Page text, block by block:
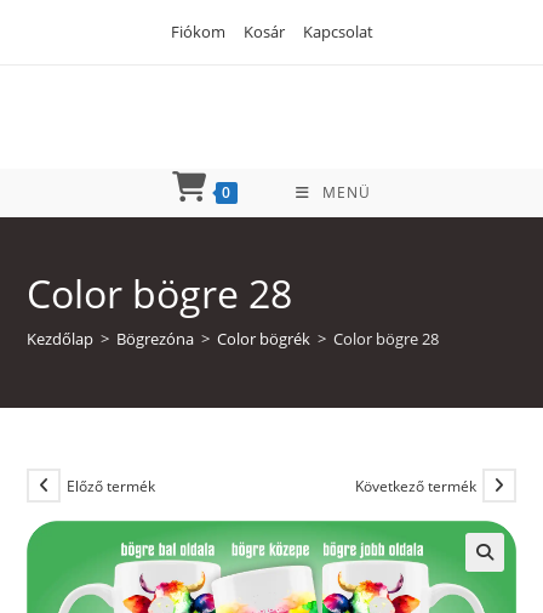
Fiókom Kosár Kapcsolat
0 MENÜ
Color bögre 28
Kezdőlap > Bögrezóna > Color bögrék > Color bögre 28
Előző termék Következő termék